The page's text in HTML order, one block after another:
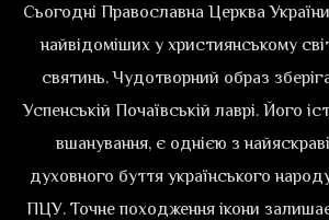
Сьогодні Православна Церква
найвідоміших у християнському
святинь. Чудотворний образ
Успенській Почаївській лаврі. Його
вшанування, є однією з
духовного буття українського
ПЦУ. Точне походження ікони